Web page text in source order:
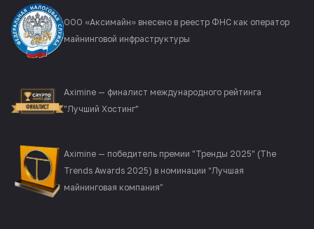
ООО «Аксимайн» внесено в реестр ФНС как оператор
майнинговой инфраструктуры
Aximine — финалист международного рейтинга
"Лучший Хостинг"
Aximine — победитель премии "Тренды 2025" (The
Trends Awards 2025) в номинации “Лучшая
майнинговая компания”